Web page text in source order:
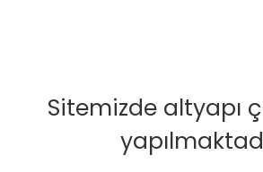
Sitemizde altyapı